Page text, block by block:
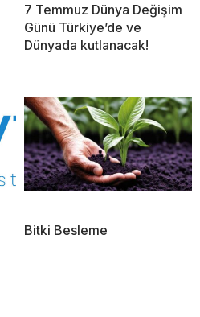
7 Temmuz Dünya Değişim
Günü Türkiye’de ve
Dünyada kutlanacak!
Bitki Besleme